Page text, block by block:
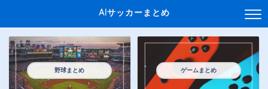
AIサッカーまとめ
野球まとめ ゲームまとめ